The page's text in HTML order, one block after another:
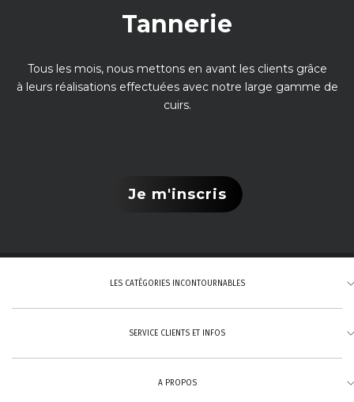
Tannerie
Tous les mois, nous mettons en avant les clients grâce
à leurs réalisations effectuées avec notre large gamme de
cuirs.
Je m'inscris
LES CATÉGORIES INCONTOURNABLES
Cuirs aniline
SERVICE CLIENTS ET INFOS
A PROPOS